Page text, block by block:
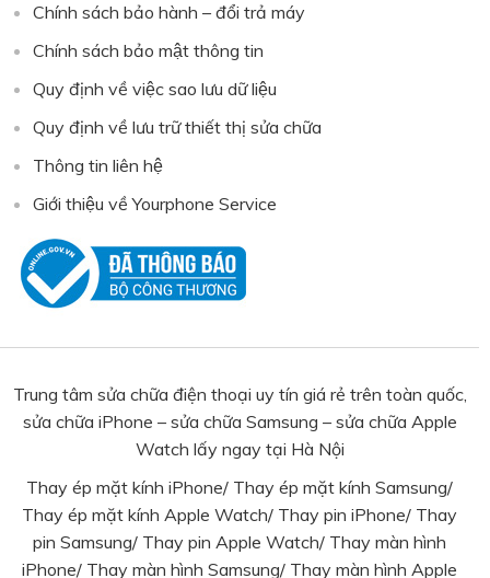
Chính sách bảo hành – đổi trả máy
Chính sách bảo mật thông tin
Quy định về việc sao lưu dữ liệu
Quy định về lưu trữ thiết thị sửa chữa
Thông tin liên hệ
Giới thiệu về Yourphone Service
Trung tâm sửa chữa điện thoại uy tín giá rẻ trên toàn quốc,
sửa chữa iPhone – sửa chữa Samsung – sửa chữa Apple
Watch lấy ngay tại Hà Nội
Thay ép mặt kính iPhone/ Thay ép mặt kính Samsung/
Thay ép mặt kính Apple Watch/ Thay pin iPhone/ Thay
pin Samsung/ Thay pin Apple Watch/ Thay màn hình
iPhone/ Thay màn hình Samsung/ Thay màn hình Apple